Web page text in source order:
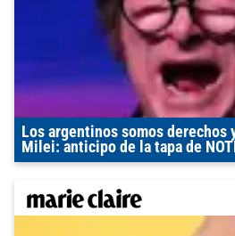
Los argentinos somos derechos
Milei: anticipo de la tapa de